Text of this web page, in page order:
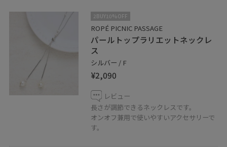
2BUY10%OFF
ROPÉ PICNIC PASSAGE
パールトップラリエットネックレ
ス
シルバー / F
¥2,090
レビュー
長さが調節できるネックレスです。
オンオフ兼用で使いやすいアクセサリーで
す。